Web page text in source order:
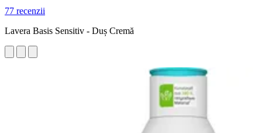
77 recenzii
Lavera Basis Sensitiv - Duș Cremă